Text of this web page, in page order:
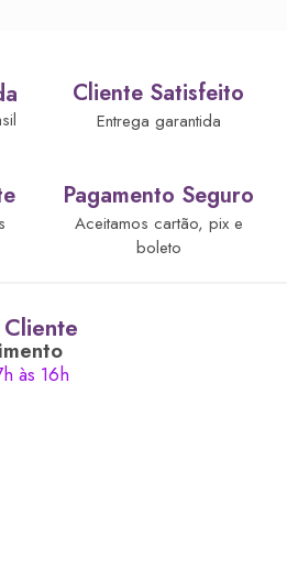
Cliente Satisfeito
Entrega garantida
Pagamento Seguro
Aceitamos cartão, pix e
boleto
às 16h